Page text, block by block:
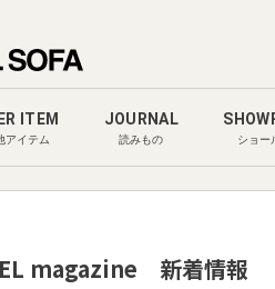
ITEM
アイテム
JOURNAL
読みもの ショー
magazine 新着情報